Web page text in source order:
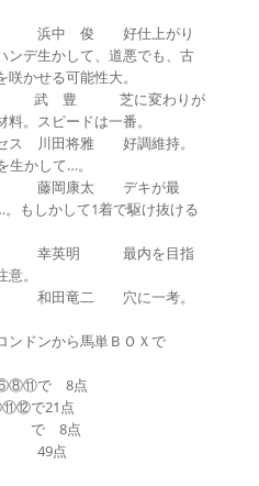
中 俊 好仕上がり
ンデ生かして、道悪でも、古
かせる可能性大。
武 豊 芝に変わりが
。スピードは一番。
ス 川田将雅 好調維持。
生かして…。
岡康太 デキが最
もしかして1着で駆け抜ける
幸英明 最内を目指
。
和田竜二 穴に一考。
ンドンから馬単ＢＯＸで
で 8点
で21点
で 8点
点